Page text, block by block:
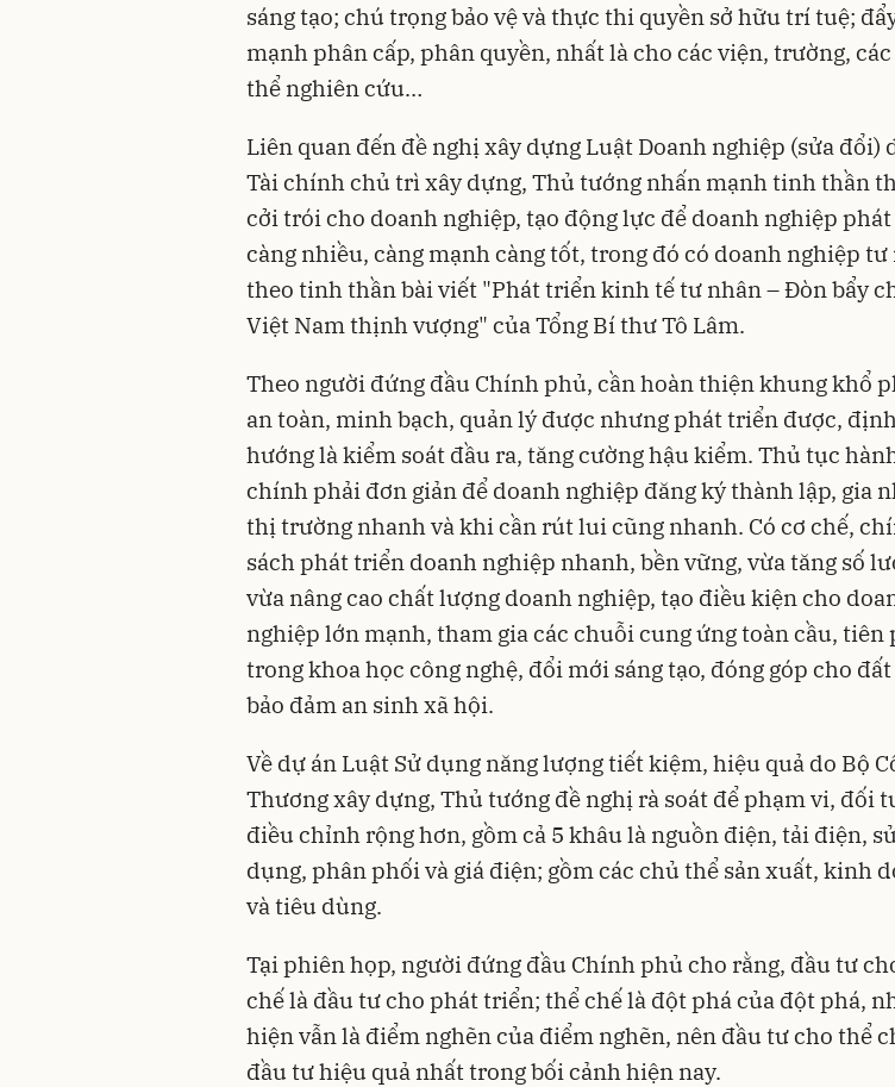
sáng tạo; chú trọng bảo vệ và thực thi quyền sở hữu trí tuệ;
mạnh phân cấp, phân quyền, nhất là cho các viện, trường,
thể nghiên cứu…
Liên quan đến đề nghị xây dựng Luật Doanh nghiệp (sửa đổi)
Tài chính chủ trì xây dựng, Thủ tướng nhấn mạnh tinh thần
cởi trói cho doanh nghiệp, tạo động lực để doanh nghiệp
càng nhiều, càng mạnh càng tốt, trong đó có doanh nghiệp tư
theo tinh thần bài viết "Phát triển kinh tế tư nhân – Đòn bẩy
Việt Nam thịnh vượng" của Tổng Bí thư Tô Lâm.
Theo người đứng đầu Chính phủ, cần hoàn thiện khung khổ
an toàn, minh bạch, quản lý được nhưng phát triển được, định
hướng là kiểm soát đầu ra, tăng cường hậu kiểm. Thủ tục
chính phải đơn giản để doanh nghiệp đăng ký thành lập, gia
thị trường nhanh và khi cần rút lui cũng nhanh. Có cơ chế,
sách phát triển doanh nghiệp nhanh, bền vững, vừa tăng số
vừa nâng cao chất lượng doanh nghiệp, tạo điều kiện cho
nghiệp lớn mạnh, tham gia các chuỗi cung ứng toàn cầu, tiên
trong khoa học công nghệ, đổi mới sáng tạo, đóng góp cho
bảo đảm an sinh xã hội.
Về dự án Luật Sử dụng năng lượng tiết kiệm, hiệu quả do Bộ
Thương xây dựng, Thủ tướng đề nghị rà soát để phạm vi, đối
điều chỉnh rộng hơn, gồm cả 5 khâu là nguồn điện, tải điện,
dụng, phân phối và giá điện; gồm các chủ thể sản xuất, kinh
và tiêu dùng.
Tại phiên họp, người đứng đầu Chính phủ cho rằng, đầu tư
chế là đầu tư cho phát triển; thể chế là đột phá của đột phá,
hiện vẫn là điểm nghẽn của điểm nghẽn, nên đầu tư cho thể
đầu tư hiệu quả nhất trong bối cảnh hiện nay.